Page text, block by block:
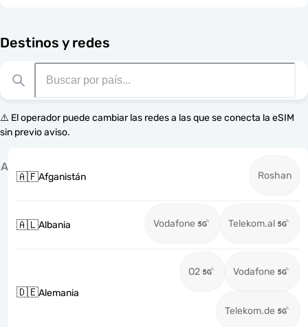
Destinos y redes
⚠️ El operador puede cambiar las redes a las que se conecta la eSIM
sin previo aviso.
A
🇦🇫Afganistán Roshan
🇦🇱Albania Vodafone Telekom.al
🇩🇪Alemania
O2 Vodafone
Telekom.de